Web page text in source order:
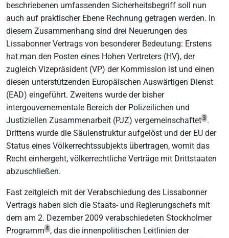
beschriebenen umfassenden Sicherheitsbegriff soll nun
auch auf praktischer Ebene Rechnung getragen werden. In
diesem Zusammenhang sind drei Neuerungen des
Lissabonner Vertrags von besonderer Bedeutung: Erstens
hat man den Posten eines Hohen Vertreters (HV), der
zugleich Vizepräsident (VP) der Kommission ist und einen
diesen unterstützenden Europäischen Auswärtigen Dienst
(EAD) eingeführt. Zweitens wurde der bisher
intergouvernementale Bereich der Polizeilichen und
Justiziellen Zusammenarbeit (PJZ) vergemeinschaftet3 .
Drittens wurde die Säulenstruktur aufgelöst und der EU der
Status eines Völkerrechtssubjekts übertragen, womit das
Recht einhergeht, völkerrechtliche Verträge mit Drittstaaten
abzuschließen.
Fast zeitgleich mit der Verabschiedung des Lissabonner
Vertrags haben sich die Staats- und Regierungschefs mit
dem am 2. Dezember 2009 verabschiedeten Stockholmer
Programm 4 , das die innenpolitischen Leitlinien der